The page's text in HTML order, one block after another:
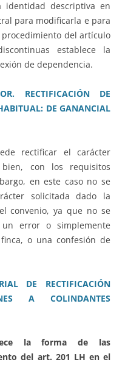
identidad descriptiva en
para modificarla e para
del artículo
establece la
de dependencia.
RECTIFICACIÓN DE
DE GANANCIAL
rectificar el carácter
con los requisitos
en este caso no se
solicitada dado la
convenio, ya que no se
error o simplemente
o una confesión de
DE RECTIFICACIÓN
A COLINDANTES
la forma de las
del art. 201 LH en el